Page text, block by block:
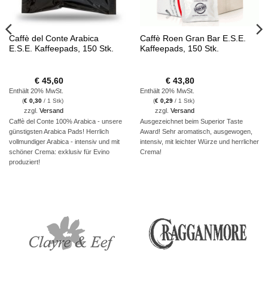
Caffè del Conte Arabica
E.S.E. Kaffeepads, 150 Stk.
€45,60
Enthält 20% MwSt.
(€ 0,30/ 1 Stk)
zzgl. Versand
Caffè del Conte 100% Arabica - unsere
günstigsten Arabica Pads! Herrlich
vollmundiger Arabica - intensiv und mit
schöner Crema: exklusiv für Evino
produziert!
Caffè Roen Gran Bar E.S.E.
Kaffeepads, 150 Stk.
€43,80
Enthält 20% MwSt.
(€ 0,29/ 1 Stk)
zzgl. Versand
Ausgezeichnet beim Superior Taste
Award! Sehr aromatisch, ausgewogen,
intensiv, mit leichter Würze und herrlicher
Crema!